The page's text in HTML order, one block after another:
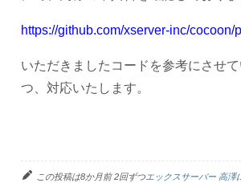
https://github.com/xserver-inc/cocoon/
いただきましたコードを参考にさせ
つ、対応いたします。
この投稿は8か月前 2回ずつ エックスサーバー 高澤